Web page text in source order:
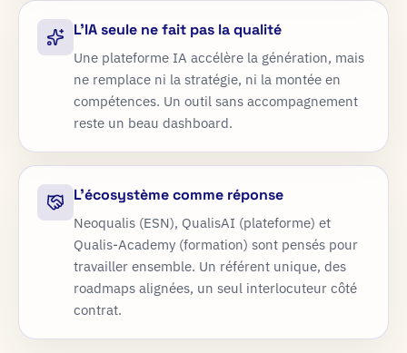
L'IA seule ne fait pas la qualité
Une plateforme IA accélère la génération, mais
ne remplace ni la stratégie, ni la montée en
compétences. Un outil sans accompagnement
reste un beau dashboard.
L'écosystème comme réponse
Neoqualis (ESN), QualisAI (plateforme) et
Qualis-Academy (formation) sont pensés pour
travailler ensemble. Un référent unique, des
roadmaps alignées, un seul interlocuteur côté
contrat.